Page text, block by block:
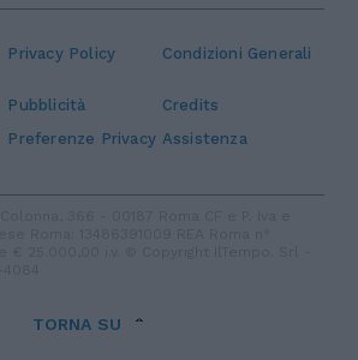
Privacy Policy Condizioni Generali
Pubblicità
Credits
Preferenze Privacy Assistenza
TORNA SU